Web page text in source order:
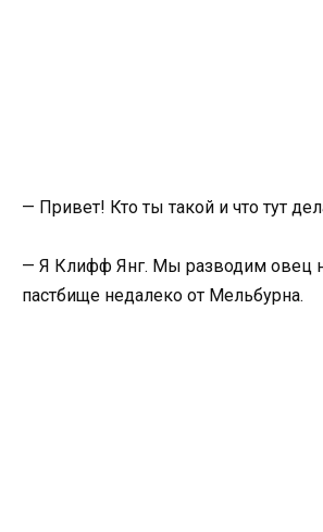
— Привет! Кто ты такой и что тут
— Я Клифф Янг. Мы разводим овец
пастбище недалеко от Мельбурна.